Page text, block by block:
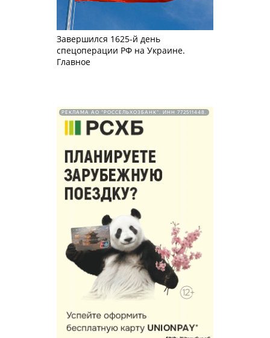
Завершился 1625-й день
спецоперации РФ на Украине.
Главное
РЕКЛАМА АО "РОССЕЛЬХОЗБАНК". ИНН 772511448.